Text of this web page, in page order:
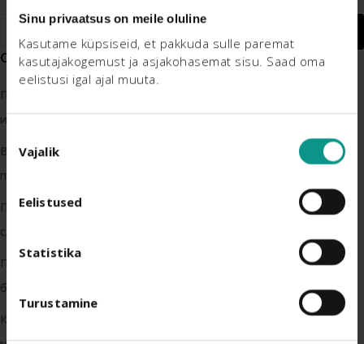
Sinu privaatsus on meile oluline
Kasutame küpsiseid, et pakkuda sulle paremat
kasutajakogemust ja asjakohasemat sisu. Saad oma
eelistusi igal ajal muuta.
valikVajalik
Eelistused
Statistika
Turustamine
СВЕЖИЕ ПОСТЫ
Постбиотики: секретная поддержка Вашего пищеварения и
иммунной системы
Воспаление кровеносных сосудов ног: причины, симптомы и
профилактика
Первые симптомы беременности: 7 признаков, на которые
следует обратить внимание
Первые симптомы беременности: 10 признаков того, что Вы
беременны
Когда принимать витамин D: правильное время и